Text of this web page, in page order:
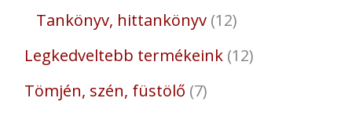
Tankönyv, hittankönyv 12
Legkedveltebb termékeink 12
Tömjén, szén, füstölő 7